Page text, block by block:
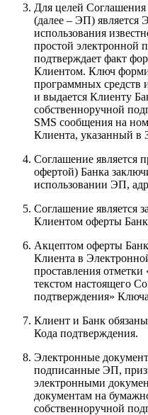
Для целей
(далее – ЭП) является
использования
простой электронной
подтверждает факт
Клиентом. Ключ
программных средств
и выдается Клиенту
собственноручной
SMS сообщения на
Клиента, указанный в
Соглашение является
офертой) Банка
использовании ЭП,
Соглашение является
Клиентом оферты
Акцептом оферты
Клиента в
проставления отметки
текстом настоящего
подтверждения»
Клиент и Банк
Кода подтверждения.
Электронные
подписанные ЭП,
электронными
документам на
собственноручной